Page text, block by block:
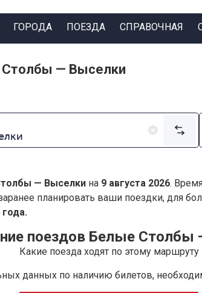
ГОРОДА ПОЕЗДА СПРАВОЧНАЯ
— Выселки
— Выселки на 9 августа 2026.
планировать ваши поездки, для
поездов Белые Столбы
Какие поезда ходят по этому маршруту
данных по наличию билетов,